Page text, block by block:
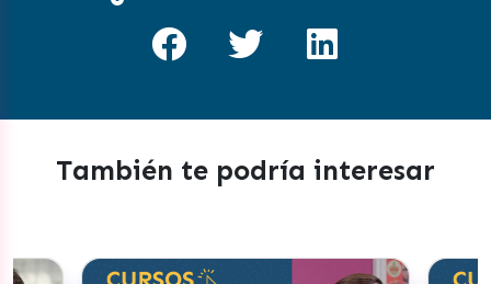
También te podría interesar